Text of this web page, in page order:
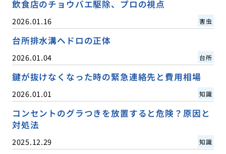
飲食店のチョウバエ駆除、プロの視点
2026.01.16 害虫
台所排水溝ヘドロの正体
2026.01.04 台所
鍵が抜けなくなった時の緊急連絡先と費用相場
2026.01.01 知識
コンセントのグラつきを放置すると危険？原因と
対処法
2025.12.29 知識